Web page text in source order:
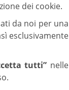
del
di Stato,
i mezzi
dei cookie.
da noi per una
esclusivamente
tutti” nelle